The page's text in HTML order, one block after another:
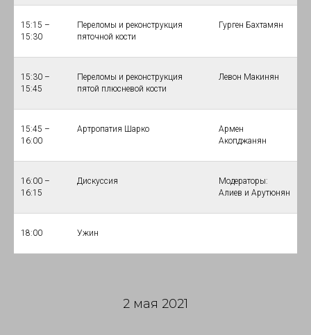
15:15 –
15:30
Переломы и реконструкция
пяточной кости
Гурген Бахтамян
15:30 –
15:45
Переломы и реконструкция
пятой плюсневой кости
Левон Макинян
15:45 –
16:00
Артропатия Шарко
Армен
Акопджанян
16:00 –
16:15
Дискуссия
Модераторы:
Алиев и Арутюнян
18:00 Ужин
2 мая 2021